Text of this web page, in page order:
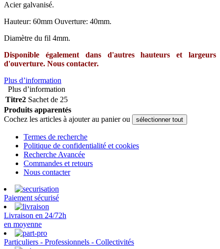
Acier galvanisé.
Hauteur: 60mm Ouverture: 40mm.
Diamètre du fil 4mm.
Disponible également dans d'autres hauteurs et largeurs
d'ouverture. Nous contacter.
Plus d’information
Plus d’information
Titre2 Sachet de 25
Produits apparentés
Cochez les articles à ajouter au panier ou
sélectionner tout
Termes de recherche
Politique de confidentialité et cookies
Recherche Avancée
Commandes et retours
Nous contacter
Paiement sécurisé
Livraison en 24/72h
en moyenne
Particuliers - Professionnels - Collectivités